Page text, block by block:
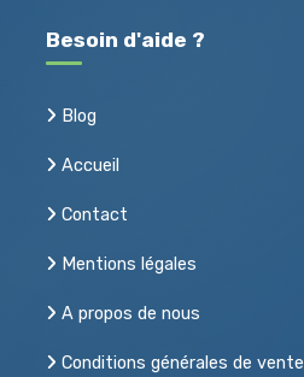
Besoin d'aide ?
Blog
Accueil
Contact
Mentions légales
A propos de nous
Conditions générales de vente